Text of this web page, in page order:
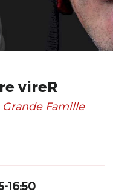
vireR
Grande Famille
16:50